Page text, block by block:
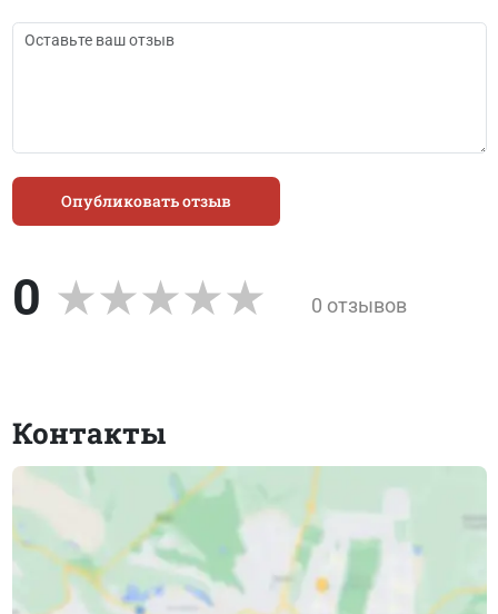
Опубликовать отзыв
0 0 отзывов
Контакты